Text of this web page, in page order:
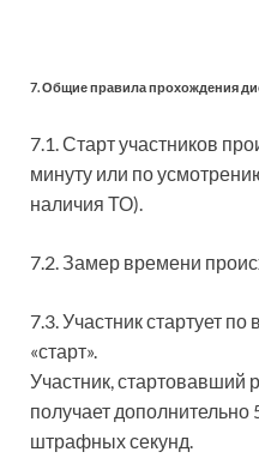
7. Общие правила прохождения
7.1. Старт участников
минуту или по
наличия ТО).
7.2. Замер времени
7.3. Участник стартует
«старт».
Участник, стартовавший
получает дополнительно
штрафных секунд.